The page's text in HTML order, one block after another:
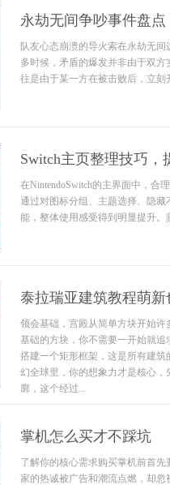
永劫无间争吵事件盘
队友心态崩溃的导火索在永劫无
多时候，矛盾的爆发并非由于双
往是由于某一方在被击败后，立
Switch主页整理技巧，
在NintendoSwitch的主界面中，合
通过对图标分组、主题选择、隐
能，整体使用感受得到明显提升
泰拉瑞亚建筑教程萌
领会基础，宫殿从简单方块开始
基础的方块，你不需要一开始就
搭建一个矩形框架，这是所有建
幻全球里，你的想象力才是核心
廓，这个经过...
掌机怎么买才不踩坑
了解你的核心需求购买掌机前首
家的热诚被广告和潮流点燃，却